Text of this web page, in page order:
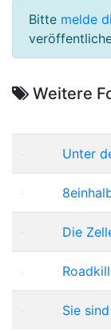
Bitte melde
Weitere
Unter
Die
Roadkill
Sie